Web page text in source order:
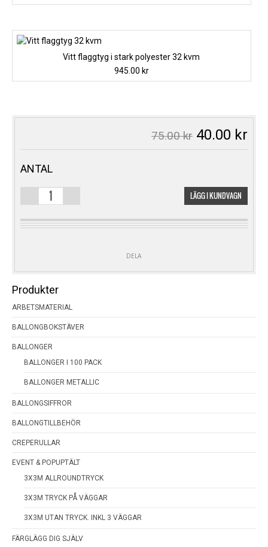
ursprungliga
var:
nuvarande
är:
Vitt flaggtyg i stark polyester 32 kvm
945.00 kr
75.00kr Det
40.00 kr
ANTAL
KONFETTIKANON
PULVER
GRÖN
LÄGG I KUNDVAGN
DELA
Produkter
ARBETSMATERIAL
BALLONGBOKSTÄVER
BALLONGER
BALLONGER I 100 PACK
BALLONGER METALLIC
BALLONGSIFFROR
BALLONGTILLBEHÖR
CREPERULLAR
EVENT & POPUPTÄLT
3X3M ALLROUNDTRYCK
3X3M TRYCK PÅ VÄGGAR
3X3M UTAN TRYCK. INKL 3 VÄGGAR
FÄRGLÄGG DIG SJÄLV